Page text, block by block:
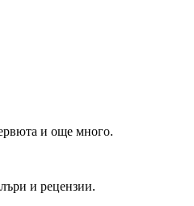
и още много.
и рецензии.